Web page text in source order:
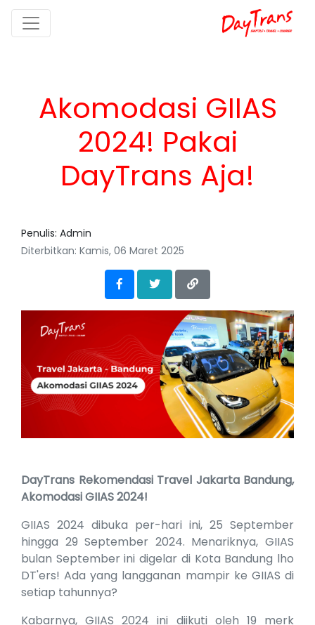
Akomodasi GIIAS
2024! Pakai
DayTrans Aja!
Penulis: Admin
Diterbitkan: Kamis, 06 Maret 2025
DayTrans Rekomendasi Travel Jakarta Bandung,
Akomodasi GIIAS 2024!
GIIAS 2024 dibuka per-hari ini, 25 September
hingga 29 September 2024. Menariknya, GIIAS
bulan September ini digelar di Kota Bandung lho
DT'ers! Ada yang langganan mampir ke GIIAS di
setiap tahunnya?
Kabarnya, GIIAS 2024 ini diikuti oleh 19 merk